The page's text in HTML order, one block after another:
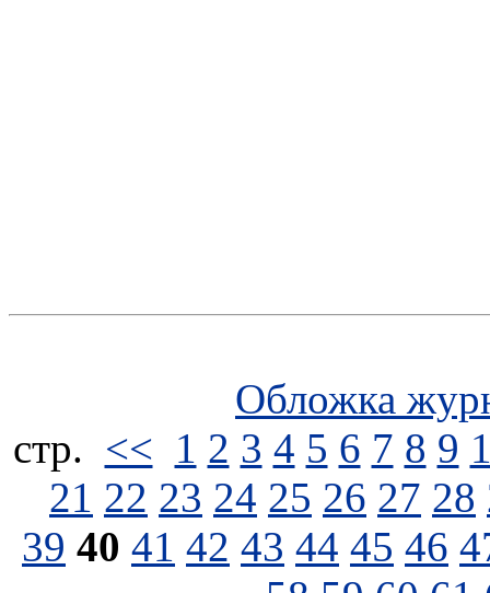
Обложка
стp. << 1 2 3 4 5 6 7 8 9
21 22 23 24 25 26 27 28
39 40 41 42 43 44 45 46